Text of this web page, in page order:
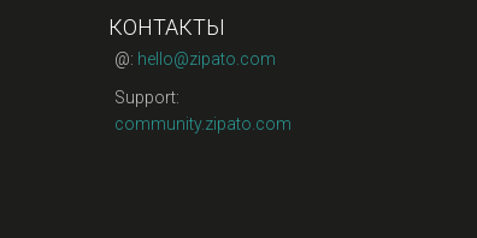
КОНТАКТЫ
@: hello@zipato.com
Support:
community.zipato.com